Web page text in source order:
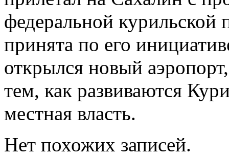
федеральной
принята по его
открылся новый
тем, как развиваются
местная власть.
Нет похожих записей.